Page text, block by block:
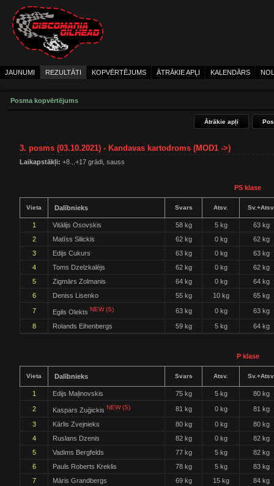
JAUNUMI REZULTĀTI KOPVĒRTĒJUMS ĀTRĀKIE APĻI KALENDĀRS
Posma kopvērtējums
Ātrākie apļi
3. posms (03.10.2021) - Kandavas kartodroms (MOD1 ->)
Laikapstākļi: +8...+17 grādi, sauss
PS klase
Vieta Dalībnieks Svars Atsv.
1 Vitālijs Osovskis 58 kg 5 kg
63 kg
2
Matīss Silickis 62 kg 0 kg
62 kg
3
Edijs Cukurs 63 kg 0 kg
63 kg
4
Toms Dzelzkalējs 62 kg 0 kg
62 kg
5
Zigmārs Zolmanis 64 kg 0 kg
64 kg
6
Deniss Lisenko 55 kg 10 kg 65 kg
7 Egils Olekts NEW (S) 63 kg 0 kg 63 kg
8 Rolands Eihenbergs 59 kg 5 kg 64 kg
P klase
Vieta Dalībnieks Svars Atsv.
1 Edijs Maļinovskis 75 kg 5 kg 80 kg
2 Kaspars Zuģickis NEW (S) 81 kg 0 kg 81 kg
3 Kārlis Zvejnieks 80 kg 0 kg
80 kg
4
Ruslans Dzenis 82 kg 0 kg
82 kg
5
Vadims Bergfelds 77 kg 5 kg
82 kg
6
Pauls Roberts Kreklis 78 kg 5 kg
83 kg
7
Māris Grandbergs 69 kg 15 kg 84 kg